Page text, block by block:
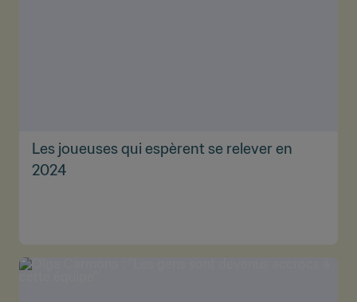
Les joueuses qui espèrent se relever en
2024